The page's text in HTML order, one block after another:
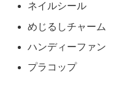
ネイルシール
めじるしチャーム
ハンディーファン
プラコップ